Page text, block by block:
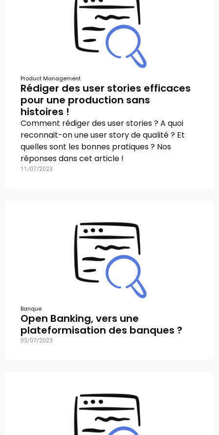
Product Management
Rédiger des user stories efficaces
pour une production sans
histoires !
Comment rédiger des user stories ? A quoi
reconnait-on une user story de qualité ? Et
quelles sont les bonnes pratiques ? Nos
réponses dans cet article !
11/07/2023
Banque
Open Banking, vers une
plateformisation des banques ?
05/07/2023